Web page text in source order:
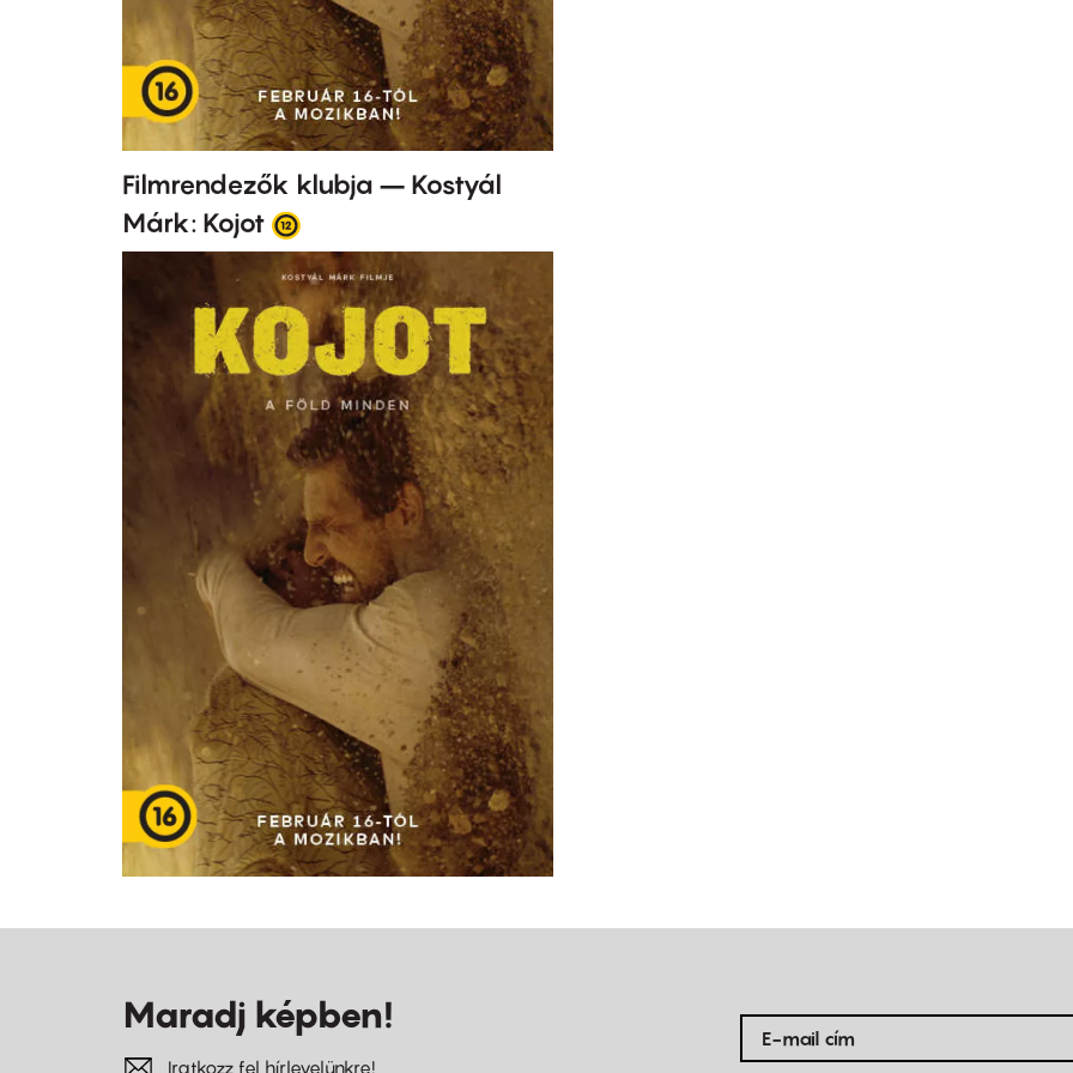
Filmrendezők klubja – Kostyál
Márk: Kojot
Maradj képben!
Iratkozz fel hírlevelünkre!